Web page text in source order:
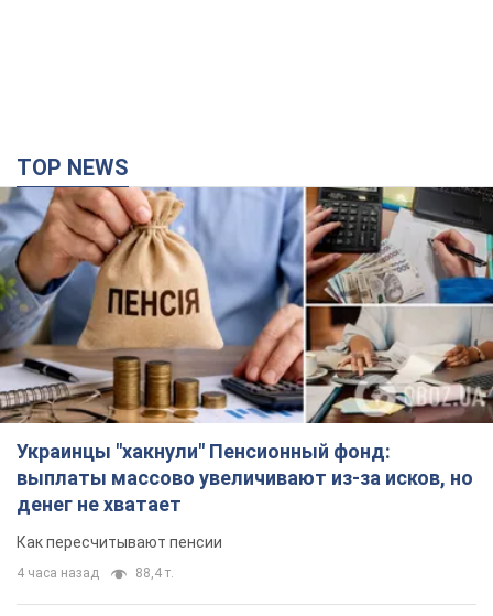
TOP NEWS
Украинцы "хакнули" Пенсионный фонд:
выплаты массово увеличивают из-за исков, но
денег не хватает
Как пересчитывают пенсии
4 часа назад 88,4 т.